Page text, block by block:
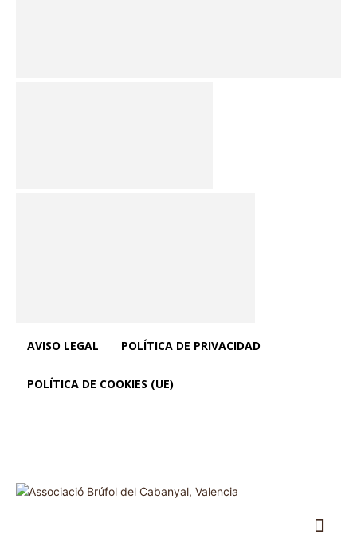
AVISO LEGAL POLÍTICA DE PRIVACIDAD
POLÍTICA DE COOKIES (UE)